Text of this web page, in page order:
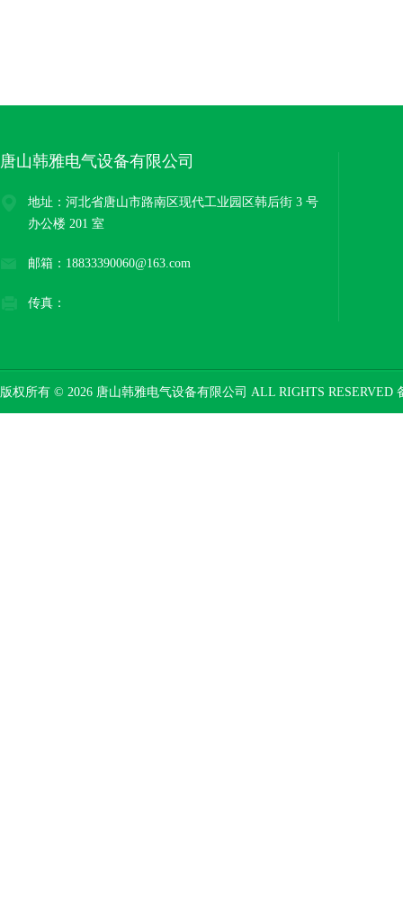
唐山韩雅电气设备有限公司
地址：河北省唐山市路南区现代工业园区韩后街 3 号
办公楼 201 室
邮箱：18833390060@163.com
传真：
版权所有 © 2026 唐山韩雅电气设备有限公司 ALL RIGHTS RESERVED